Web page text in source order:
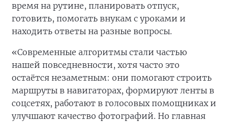
время на рутине, планировать отпуск,
готовить, помогать внукам с уроками и
находить ответы на разные вопросы.
«Современные алгоритмы стали частью
нашей повседневности, хотя часто это
остаётся незаметным: они помогают строить
маршруты в навигаторах, формируют ленты в
соцсетях, работают в голосовых помощниках и
улучшают качество фотографий. Но главная